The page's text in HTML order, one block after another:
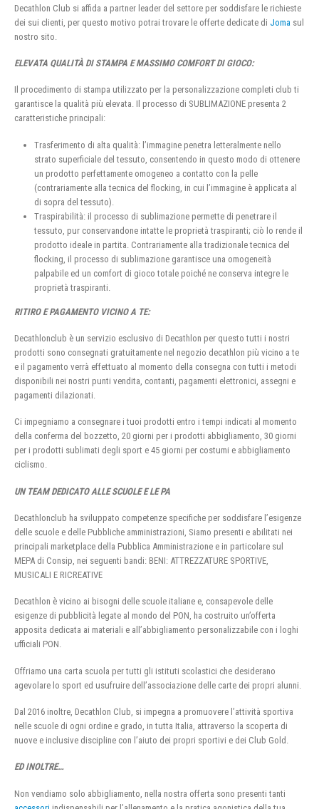
Decathlon Club si affida a partner leader del settore per soddisfare le richieste
dei sui clienti, per questo motivo potrai trovare le offerte dedicate di Joma sul
nostro sito.
ELEVATA QUALITÀ DI STAMPA E MASSIMO COMFORT DI GIOCO:
Il procedimento di stampa utilizzato per la personalizzazione completi club ti
garantisce la qualità più elevata. Il processo di SUBLIMAZIONE presenta 2
caratteristiche principali:
Trasferimento di alta qualità: l’immagine penetra letteralmente nello
strato superficiale del tessuto, consentendo in questo modo di ottenere
un prodotto perfettamente omogeneo a contatto con la pelle
(contrariamente alla tecnica del flocking, in cui l’immagine è applicata al
di sopra del tessuto).
Traspirabilità: il processo di sublimazione permette di penetrare il
tessuto, pur conservandone intatte le proprietà traspiranti; ciò lo rende il
prodotto ideale in partita. Contrariamente alla tradizionale tecnica del
flocking, il processo di sublimazione garantisce una omogeneità
palpabile ed un comfort di gioco totale poiché ne conserva integre le
proprietà traspiranti.
RITIRO E PAGAMENTO VICINO A TE:
Decathlonclub è un servizio esclusivo di Decathlon per questo tutti i nostri
prodotti sono consegnati gratuitamente nel negozio decathlon più vicino a te
e il pagamento verrà effettuato al momento della consegna con tutti i metodi
disponibili nei nostri punti vendita, contanti, pagamenti elettronici, assegni e
pagamenti dilazionati.
Ci impegniamo a consegnare i tuoi prodotti entro i tempi indicati al momento
della conferma del bozzetto, 20 giorni per i prodotti abbigliamento, 30 giorni
per i prodotti sublimati degli sport e 45 giorni per costumi e abbigliamento
ciclismo.
UN TEAM DEDICATO ALLE SCUOLE E LE PA
Decathlonclub ha sviluppato competenze specifiche per soddisfare l’esigenze
delle scuole e delle Pubbliche amministrazioni, Siamo presenti e abilitati nei
principali marketplace della Pubblica Amministrazione e in particolare sul
MEPA di Consip, nei seguenti bandi: BENI: ATTREZZATURE SPORTIVE,
MUSICALI E RICREATIVE
Decathlon è vicino ai bisogni delle scuole italiane e, consapevole delle
esigenze di pubblicità legate al mondo del PON, ha costruito un’offerta
apposita dedicata ai materiali e all’abbigliamento personalizzabile con i loghi
ufficiali PON.
Offriamo una carta scuola per tutti gli istituti scolastici che desiderano
agevolare lo sport ed usufruire dell’associazione delle carte dei propri alunni.
Dal 2016 inoltre, Decathlon Club, si impegna a promuovere l’attività sportiva
nelle scuole di ogni ordine e grado, in tutta Italia, attraverso la scoperta di
nuove e inclusive discipline con l’aiuto dei propri sportivi e dei Club Gold.
ED INOLTRE…
Non vendiamo solo abbigliamento, nella nostra offerta sono presenti tanti